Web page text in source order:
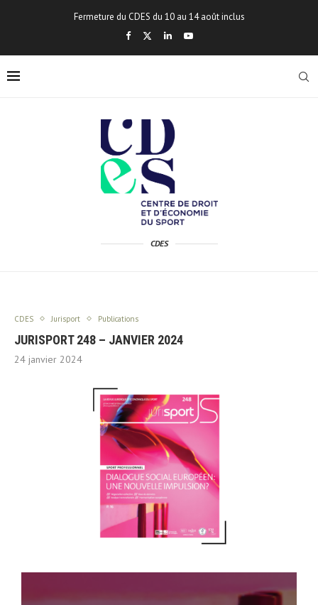
Fermeture du CDES du 10 au 14 août inclus
CDES
CDES Jurisport Publications
JURISPORT 248 – JANVIER 2024
24 janvier 2024